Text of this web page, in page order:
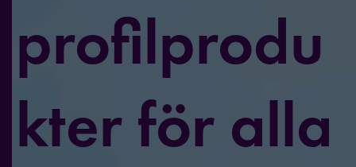
profilprodu
kter för alla